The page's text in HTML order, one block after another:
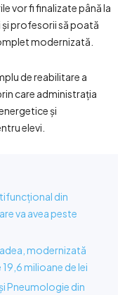
vor fi finalizate până la
și profesorii să poată
modernizată.
de reabilitare a
care administrația
și
elevi.
din
va avea peste
modernizată
milioane de lei
Pneumologie din